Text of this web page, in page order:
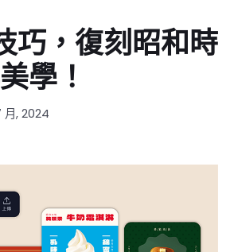
巧，復刻昭和時
學！
月, 2024